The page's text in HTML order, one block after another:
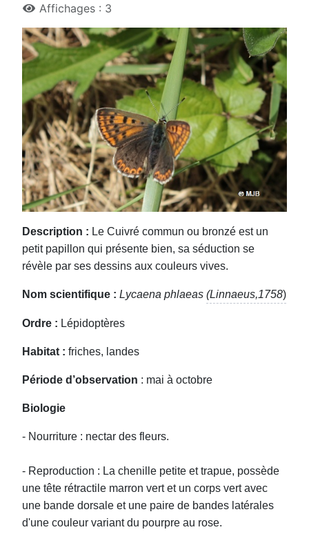
Affichages : 3
Description : Le Cuivré commun ou bronzé est un
petit papillon qui présente bien, sa séduction se
révèle par ses dessins aux couleurs vives.
Nom scientifique : Lycaena phlaeas (Linnaeus,1758)
Ordre : Lépidoptères
Habitat : friches, landes
Période d’observation : mai à octobre
Biologie
- Nourriture : nectar des fleurs.
- Reproduction : La chenille petite et trapue, possède
une tête rétractile marron vert et un corps vert avec
une bande dorsale et une paire de bandes latérales
d'une couleur variant du pourpre au rose.